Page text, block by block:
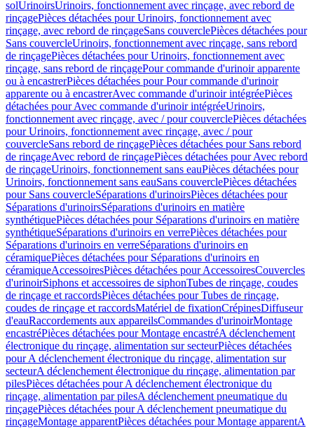
solUrinoirsUrinoirs, fonctionnement avec rinçage, avec rebord de
rinçagePièces détachées pour Urinoirs, fonctionnement avec
rinçage, avec rebord de rinçageSans couverclePièces détachées pour
Sans couvercleUrinoirs, fonctionnement avec rinçage, sans rebord
de rinçagePièces détachées pour Urinoirs, fonctionnement avec
rinçage, sans rebord de rinçagePour commande d'urinoir apparente
ou à encastrerPièces détachées pour Pour commande d'urinoir
apparente ou à encastrerAvec commande d'urinoir intégréePièces
détachées pour Avec commande d'urinoir intégréeUrinoirs,
fonctionnement avec rinçage, avec / pour couverclePièces détachées
pour Urinoirs, fonctionnement avec rinçage, avec / pour
couvercleSans rebord de rinçagePièces détachées pour Sans rebord
de rinçageAvec rebord de rinçagePièces détachées pour Avec rebord
de rinçageUrinoirs, fonctionnement sans eauPièces détachées pour
Urinoirs, fonctionnement sans eauSans couverclePièces détachées
pour Sans couvercleSéparations d'urinoirsPièces détachées pour
Séparations d'urinoirsSéparations d'urinoirs en matière
synthétiquePièces détachées pour Séparations d'urinoirs en matière
synthétiqueSéparations d'urinoirs en verrePièces détachées pour
Séparations d'urinoirs en verreSéparations d'urinoirs en
céramiquePièces détachées pour Séparations d'urinoirs en
céramiqueAccessoiresPièces détachées pour AccessoiresCouvercles
d'urinoirSiphons et accessoires de siphonTubes de rinçage, coudes
de rinçage et raccordsPièces détachées pour Tubes de rinçage,
coudes de rinçage et raccordsMatériel de fixationCrépinesDiffuseur
d'eauRaccordements aux appareilsCommandes d'urinoirMontage
encastréPièces détachées pour Montage encastréA déclenchement
électronique du rinçage, alimentation sur secteurPièces détachées
pour A déclenchement électronique du rinçage, alimentation sur
secteurA déclenchement électronique du rinçage, alimentation par
pilesPièces détachées pour A déclenchement électronique du
rinçage, alimentation par pilesA déclenchement pneumatique du
rinçagePièces détachées pour A déclenchement pneumatique du
rinçageMontage apparentPièces détachées pour Montage apparentA